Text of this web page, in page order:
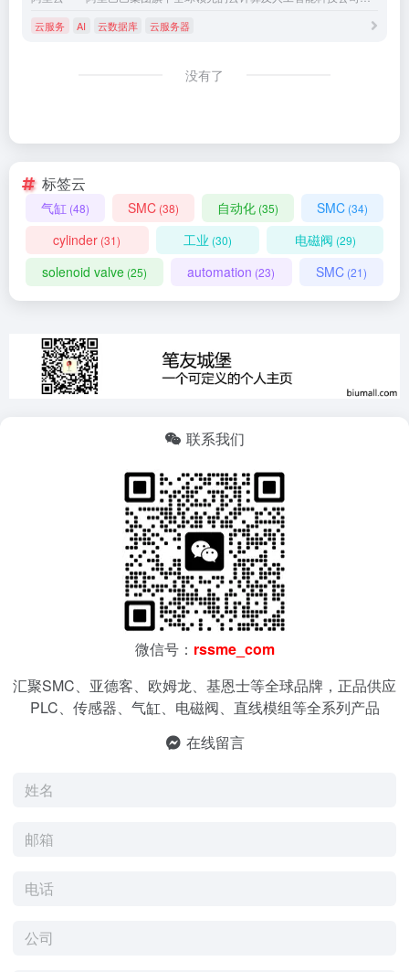
云服务 AI 云数据库 云服务器
没有了
标签云
气缸 (48) SMC (38) 自动化 (35) SMC (34)
cylinder (31) 工业 (30) 电磁阀 (29)
solenoid valve (25) automation (23) SMC(21)
联系我们
微信号： rssme_com
汇聚SMC、亚德客、欧姆龙、基恩士等全球品牌，正品供应
PLC、传感器、气缸、电磁阀、直线模组等全系列产品
在线留言